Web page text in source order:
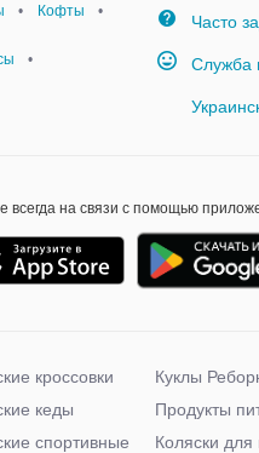
Часто
Служба
• Кофты
•
•
всегда на связи с помощью
кроссовки
кеды
спортивные
Куклы
Продукты
Коляски для